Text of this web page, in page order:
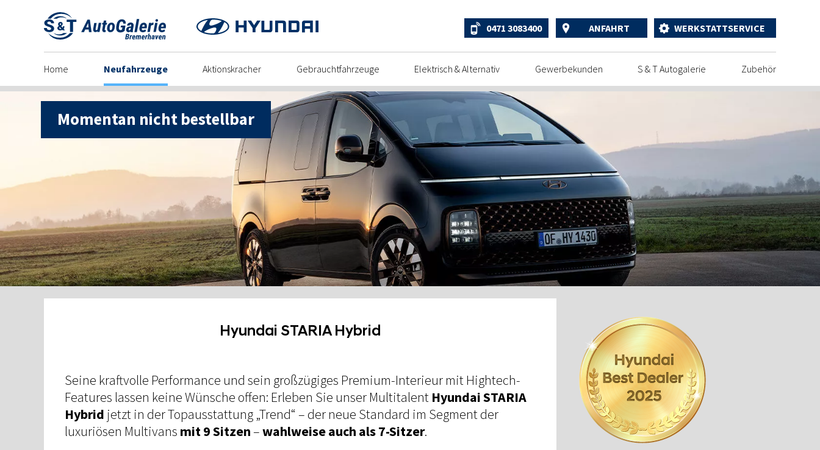
0471 3083400 ANFAHRT WERKSTATTSERVICE
Home Neufahrzeuge Aktionskracher Gebrauchtfahrzeuge Elektrisch & Alternativ Gewerbekunden S & T Autogalerie Zubehör
Momentan nicht bestellbar
Hyundai STARIA Hybrid
Seine kraftvolle Performance und sein großzügiges Premium-Interieur mit Hightech-
Features lassen keine Wünsche offen: Erleben Sie unser Multitalent Hyundai STARIA
Hybrid jetzt in der Topausstattung „Trend“ – der neue Standard im Segment der
luxuriösen Multivans mit 9 Sitzen–wahlweise auch als 7-Sitzer.